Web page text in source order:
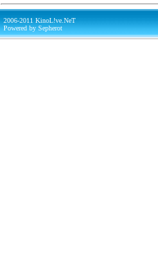
2006-2011 KinoL!ve.NeT
Powered by Sepherot